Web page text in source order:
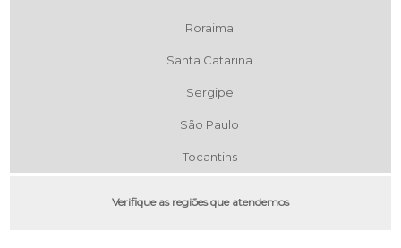
Roraima
Santa Catarina
Sergipe
São Paulo
Tocantins
Verifique as regiões que atendemos